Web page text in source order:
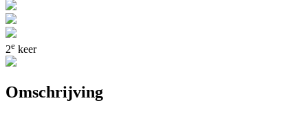
2e keer
Omschrijving